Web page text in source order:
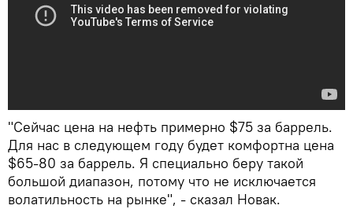
"Сейчас цена на нефть примерно $75 за баррель.
Для нас в следующем году будет комфортна цена
$65-80 за баррель. Я специально беру такой
большой диапазон, потому что не исключается
волатильность на рынке", - сказал Новак.